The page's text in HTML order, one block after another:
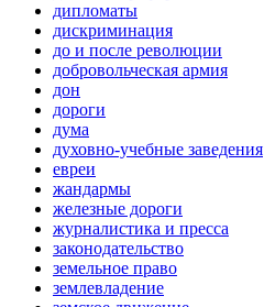
дипломаты
дискриминация
до и после революции
добровольческая армия
дон
дороги
дума
духовно-учебные заведения
евреи
жандармы
железные дороги
журналистика и пресса
законодательство
земельное право
землевладение